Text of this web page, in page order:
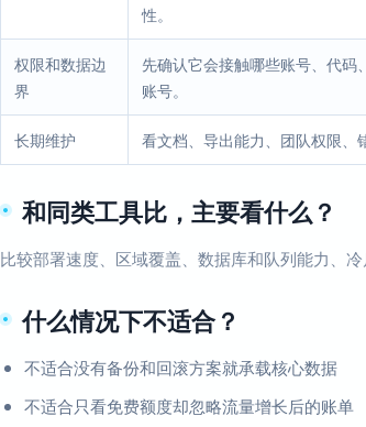
性。
权限和数据边
界
先确认它会接触哪些账号、代
账号。
长期维护 看文档、导出能力、团队权限、
和同类工具比，主要看什么？
比较部署速度、区域覆盖、数据库和队列能力、
什么情况下不适合？
不适合没有备份和回滚方案就承载核心数据
不适合只看免费额度却忽略流量增长后的账单